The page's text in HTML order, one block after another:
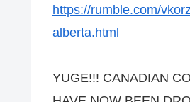
https://rumble.com/
alberta.html
YUGE!!! CANADIAN